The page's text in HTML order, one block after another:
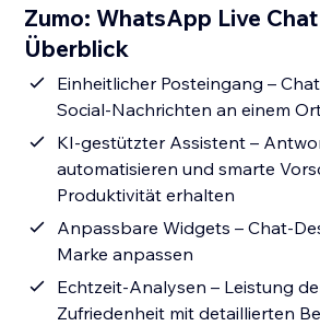
Zumo: WhatsApp Live
Überblick
Einheitlicher Posteingang –
Social-Nachrichten an einem
KI-gestützter Assistent –
automatisieren und smarte
Produktivität erhalten
Anpassbare Widgets – Chat-
Marke anpassen
Echtzeit-Analysen – Leistung
Zufriedenheit mit detaillierten